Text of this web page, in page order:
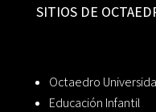
SITIOS DE
Octaedro
Educación Infantil